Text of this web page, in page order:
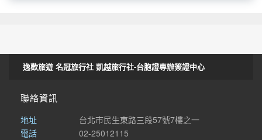
逸歡旅遊 名冠旅行社 凱越旅行社-台胞證專辦簽證中心
聯絡資訊
地址
台北市民生東路三段57號7樓之一
電話
02-25012115